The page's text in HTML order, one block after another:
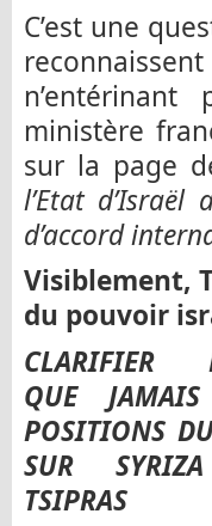
C’est une
ministère
sur la page
l’Etat
d’accord
Visiblement,
du pouvoir
CLARIFIER
QUE
POSITIONS
SUR
TSIPRAS